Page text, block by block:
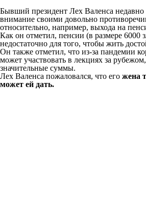
Бывший президент Лех Валенса недавно
внимание своими довольно
относительно, например, выхода на
Как он отметил, пенсии (в размере 6000
недостаточно для того, чтобы жить
Он также отметил, что из-за пандемии
может участвовать в лекциях за
значительные суммы.
Лех Валенса пожаловался, что его жена
может ей дать.